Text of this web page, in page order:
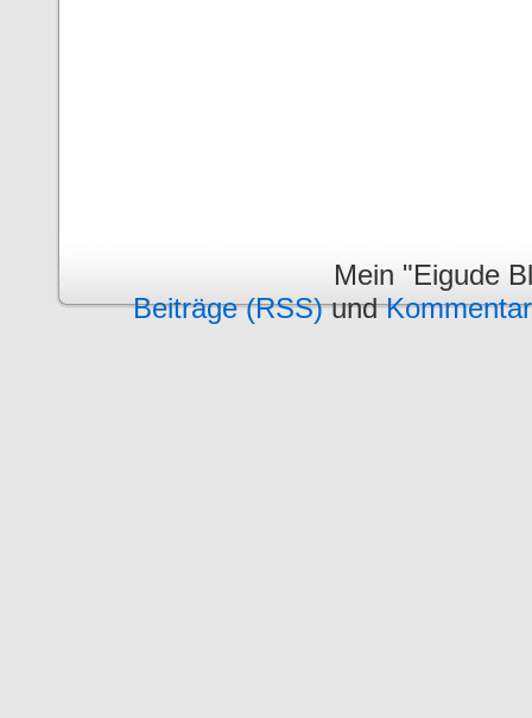
Mein "Eigude
Beiträge (RSS)und